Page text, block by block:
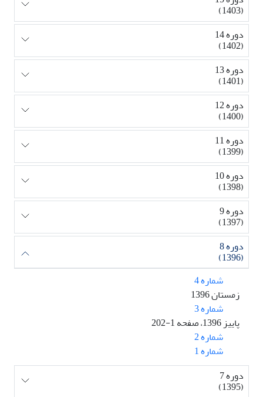
(1403)
دوره 14
(1402)
دوره 13
(1401)
دوره 12
(1400)
دوره 11
(1399)
دوره 10
(1398)
دوره 9
(1397)
دوره 8
(1396)
شماره 4
زمستان 1396
شماره 3
پاییز 1396، صفحه 1-202
شماره 2
شماره 1
دوره 7
(1395)